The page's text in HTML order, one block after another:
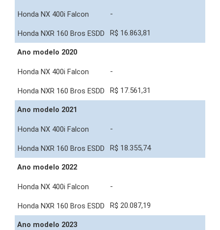
-
R$ 16.863,81
Ano modelo 2020
-
R$ 17.561,31
Ano modelo 2021
-
R$ 18.355,74
Ano modelo 2022
-
R$ 20.087,19
Ano modelo 2023